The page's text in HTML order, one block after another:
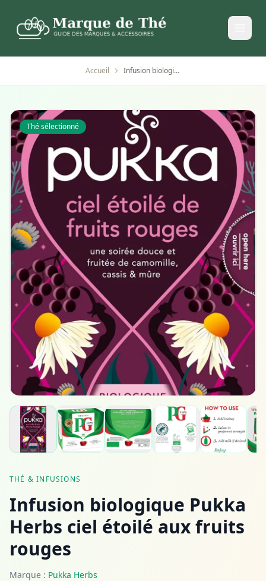
Accueil Infusion biologique Pukka Herbs ciel étoilé aux fruits rouges
Thé sélectionné
THÉ & INFUSIONS
Infusion biologique Pukka
Herbs ciel étoilé aux fruits
rouges
Marque : Pukka Herbs